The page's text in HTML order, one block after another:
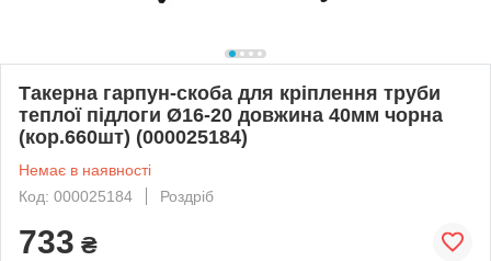
Такерна гарпун-скоба для кріплення труби
теплої підлоги Ø16-20 довжина 40мм чорна
(кор.660шт) (000025184)
Немає в наявності
Код: 000025184
Роздріб
733 ₴